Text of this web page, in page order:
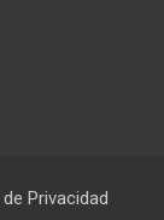
Privacidad